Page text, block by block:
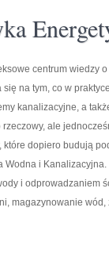
centrum wiedzy
na tym, co w
kanalizacyjne, a
ale
które dopiero budują
Wodna i
i odprowadzaniem
magazynowanie